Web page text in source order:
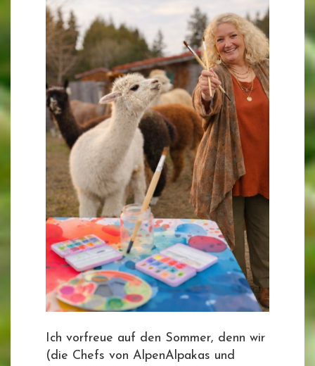
Ich vorfreue auf den Sommer, denn wir
(die Chefs von AlpenAlpakas und